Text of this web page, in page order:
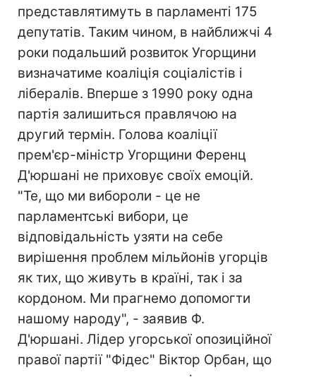
представлятимуть в парламенті 175
депутатів. Таким чином, в найближчі 4
роки подальший розвиток Угорщини
визначатиме коаліція соціалістів і
лібералів. Вперше з 1990 року одна
партія залишиться правлячою на
другий термін. Голова коаліції
прем'єр-міністр Угорщини Ференц
Д'юршані не приховує своїх емоцій.
"Те, що ми вибороли - це не
парламентські вибори, це
відповідальність узяти на себе
вирішення проблем мільйонів угорців
як тих, що живуть в країні, так і за
кордоном. Ми прагнемо допомогти
нашому народу", - заявив Ф.
Д'юршані. Лідер угорської опозиційної
правої партії "Фідес" Віктор Орбан, що